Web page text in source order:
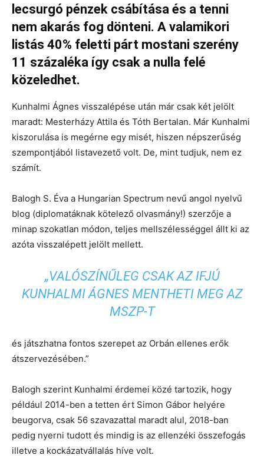
lecsurgó pénzek csábítása és a tenni
nem akarás fog dönteni. A valamikori
listás 40% feletti párt mostani szerény
11 százaléka így csak a nulla felé
közeledhet.
Kunhalmi Ágnes visszalépése után már csak két jelölt
maradt: Mesterházy Attila és Tóth Bertalan. Már Kunhalmi
kiszorulása is megérne egy misét, hiszen népszerűség
szempontjából listavezető volt. De, mint tudjuk, nem ez
számít.
Balogh S. Éva a Hungarian Spectrum nevű angol nyelvű
blog (diplomatáknak kötelező olvasmány!) szerzője a
minap szokatlan módon, teljes mellszélességgel állt ki az
azóta visszalépett jelölt mellett.
„VALÓSZÍNŰLEG CSAK AZ IFJÚ
KUNHALMI ÁGNES MENTHETI MEG AZ
MSZP-T
és játszhatna fontos szerepet az Orbán ellenes erők
átszervezésében.”
Balogh szerint Kunhalmi érdemei közé tartozik, hogy
például 2014-ben a tetten ért Simon Gábor helyére
beugorva, csak 56 szavazattal maradt alul, 2018-ban
pedig nyerni tudott és mindig is az ellenzéki összefogás
illetve a kockázatvállalás híve volt.